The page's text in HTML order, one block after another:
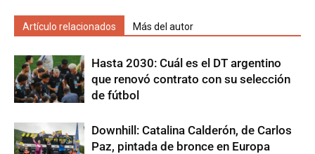
Artículo relacionados Más del autor
Hasta 2030: Cuál es el DT argentino
que renovó contrato con su selección
de fútbol
Downhill: Catalina Calderón, de Carlos
Paz, pintada de bronce en Europa